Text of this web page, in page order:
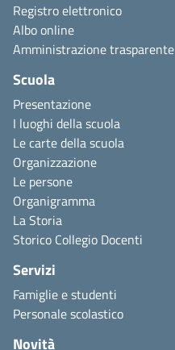
Registro elettronico
Albo online
Amministrazione trasparente
Scuola
Presentazione
I luoghi della scuola
Le carte della scuola
Organizzazione
Le persone
Organigramma
La Storia
Storico Collegio Docenti
Servizi
Famiglie e studenti
Personale scolastico
Novità